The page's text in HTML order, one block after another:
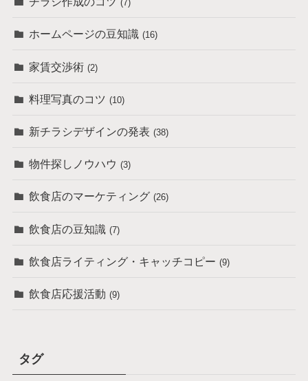
(7)
ホームページの豆知識 (16)
家賃交渉術 (2)
料理写真のコツ (10)
新チラシデザインの発表 (38)
物件探しノウハウ (3)
飲食店のマーケティング (26)
飲食店の豆知識 (7)
飲食店ライティング・キャッチコピー (9)
飲食店応援活動 (9)
タグ